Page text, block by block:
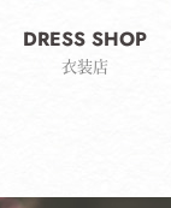
DRESS SHOP
衣装店